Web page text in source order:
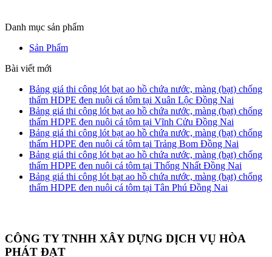
Danh mục sản phẩm
Sản Phẩm
Bài viết mới
Bảng giá thi công lót bạt ao hồ chứa nước, màng (bạt) chống
thấm HDPE đen nuôi cá tôm tại Xuân Lộc Đồng Nai
Bảng giá thi công lót bạt ao hồ chứa nước, màng (bạt) chống
thấm HDPE đen nuôi cá tôm tại Vĩnh Cửu Đồng Nai
Bảng giá thi công lót bạt ao hồ chứa nước, màng (bạt) chống
thấm HDPE đen nuôi cá tôm tại Trảng Bom Đồng Nai
Bảng giá thi công lót bạt ao hồ chứa nước, màng (bạt) chống
thấm HDPE đen nuôi cá tôm tại Thống Nhất Đồng Nai
Bảng giá thi công lót bạt ao hồ chứa nước, màng (bạt) chống
thấm HDPE đen nuôi cá tôm tại Tân Phú Đồng Nai
CÔNG TY TNHH XÂY DỰNG DỊCH VỤ HÒA
PHÁT ĐẠT